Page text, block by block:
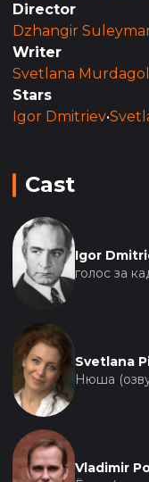
Director
Dzhangir
Writer
Svetlana
Stars
Igor Dmitriev•
Cast
Igor
голос за
Svetlana
Нюша
Vladimir